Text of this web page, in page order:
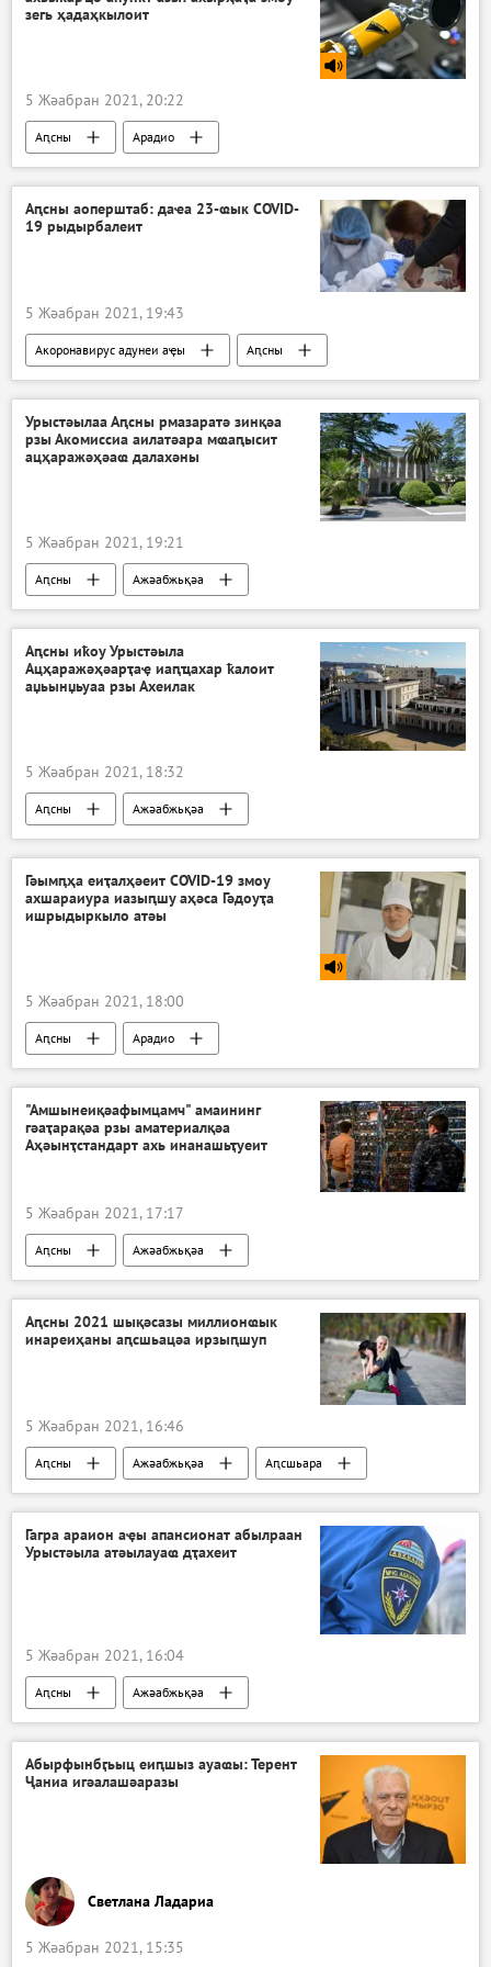
зегь ҳадаҳкылоит
5 Жәабран 2021, 20:22
Аԥсны
Арадио
Акоронавирус адунеи аҿы
Аԥсны аоперштаб: даҽа 23-ҩык COVID-
19 рыдырбалеит
5 Жәабран 2021, 19:43
Акоронавирус адунеи аҿы
Аԥсны
Ажәабжьқәа
Урыстәылаа Аԥсны рмазаратә зинқәа
рзы Акомиссиа аилатәара мҩаԥысит
ацҳаражәҳәаҩ далахәны
5 Жәабран 2021, 19:21
Аԥсны Ажәабжьқәа
Аԥсны иҟоу Урыстәыла
Ацҳаражәҳәарҭаҿ иаԥҵахар ҟалоит
аџьынџьуаа рзы Ахеилак
5 Жәабран 2021, 18:32
Аԥсны Ажәабжьқәа
Гәымԥҳа еиҭалҳәеит COVID-19 змоу
ахшараиура иазыԥшу аҳәса Гәдоуҭа
ишрыдыркыло атәы
5 Жәабран 2021, 18:00
Аԥсны
Арадио
Акоронавирус адунеи аҿы
"Амшынеиқәафымцамч" амаининг
гәаҭарақәа рзы аматериалқәа
Аҳәынҭстандарт ахь инанашьҭуеит
5 Жәабран 2021, 17:17
Аԥсны
Ажәабжьқәа
Аԥсны амаинингтә фермақәа раҿыхра
Аԥсны 2021 шықәсазы миллионҩык
инареиҳаны аԥсшьацәа ирзыԥшуп
5 Жәабран 2021, 16:46
Аԥсны Ажәабжьқәа Аԥсшьара
Гагра араион аҿы апансионат абылраан
Урыстәыла атәылауаҩ дҭахеит
5 Жәабран 2021, 16:04
Аԥсны Ажәабжьқәа
Абырфынбӷьыц еиԥшыз ауаҩы: Терент
Ҷаниа игәалашәаразы
Светлана Ладариа
5 Жәабран 2021, 15:35